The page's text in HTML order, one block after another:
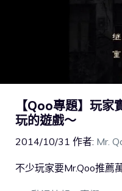
【Qoo專題】玩家
玩的遊戲～
2014/10/31 作者: Mr.
不少玩家要Mr.Qoo推薦